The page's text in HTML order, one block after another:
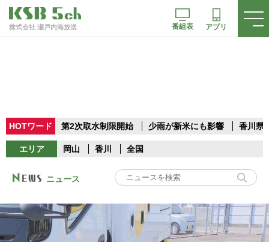
株式会社 瀬戸内海放送 番組表 アプリ
HOTワード 第2次取水制限開始 少雨が新米にも影響 香川県
エリア 岡山 香川 全国
ニュース